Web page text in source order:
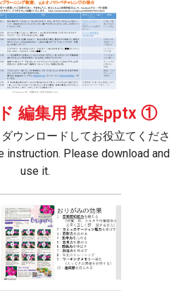
編集用 教案pptx ①
ウンロードしてお役立てくださ
instruction. Please download and
use it.